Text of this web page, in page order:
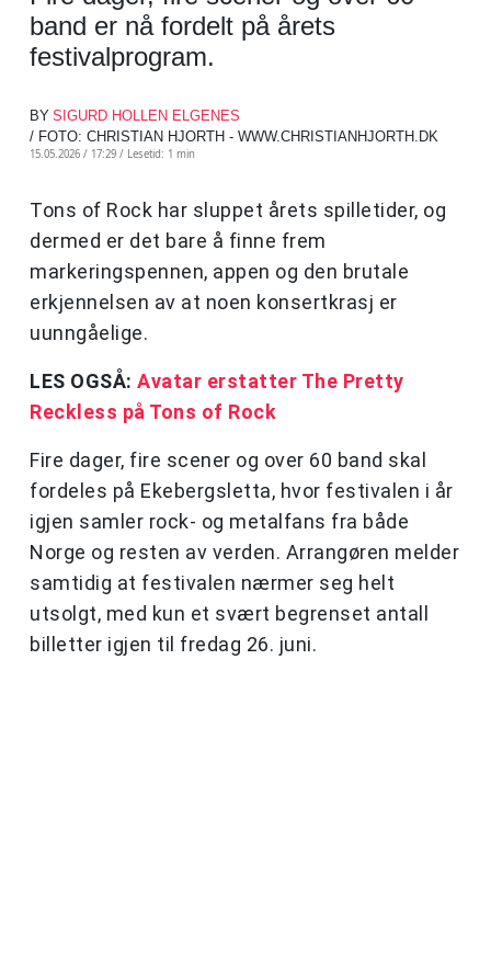
band er nå fordelt på årets
festivalprogram.
BY SIGURD HOLLEN ELGENES
/ FOTO: CHRISTIAN HJORTH - WWW.CHRISTIANHJORTH.DK
15.05.2026 / 17:29 / Lesetid: 1 min
Tons of Rock har sluppet årets spilletider, og
dermed er det bare å finne frem
markeringspennen, appen og den brutale
erkjennelsen av at noen konsertkrasj er
uunngåelige.
LES OGSÅ: Avatar erstatter The Pretty
Reckless på Tons of Rock
Fire dager, fire scener og over 60 band skal
fordeles på Ekebergsletta, hvor festivalen i år
igjen samler rock- og metalfans fra både
Norge og resten av verden. Arrangøren melder
samtidig at festivalen nærmer seg helt
utsolgt, med kun et svært begrenset antall
billetter igjen til fredag 26. juni.